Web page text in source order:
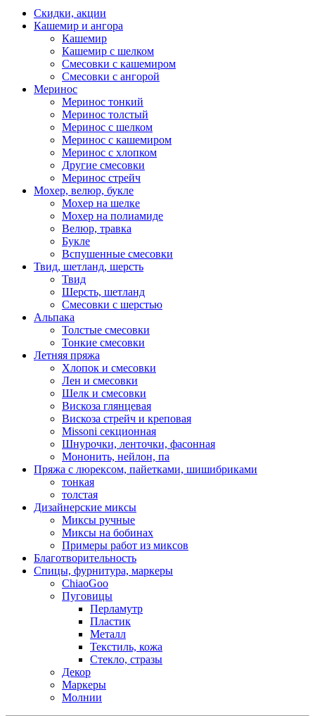
Скидки, акции
Кашемир и ангора
Кашемир
Кашемир с шелком
Смесовки с кашемиром
Смесовки с ангорой
Меринос
Меринос тонкий
Меринос толстый
Меринос с шелком
Меринос с кашемиром
Меринос с хлопком
Другие смесовки
Меринос стрейч
Мохер, велюр, букле
Мохер на шелке
Мохер на полиамиде
Велюр, травка
Букле
Вспушенные смесовки
Твид, шетланд, шерсть
Твид
Шерсть, шетланд
Смесовки с шерстью
Альпака
Толстые смесовки
Тонкие смесовки
Летняя пряжа
Хлопок и смесовки
Лен и смесовки
Шелк и смесовки
Вискоза глянцевая
Вискоза стрейч и креповая
Missoni секционная
Шнурочки, ленточки, фасонная
Мононить, нейлон, па
Пряжа с люрексом, пайетками, шишибриками
тонкая
толстая
Дизайнерские миксы
Миксы ручные
Миксы на бобинах
Примеры работ из миксов
Благотворительность
Спицы, фурнитура, маркеры
ChiaoGoo
Пуговицы
Перламутр
Пластик
Металл
Текстиль, кожа
Стекло, стразы
Декор
Маркеры
Молнии